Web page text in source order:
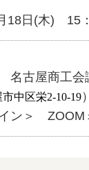
日(木) 15：
古屋商工
中区栄2-10-19）
＞ ZOOM